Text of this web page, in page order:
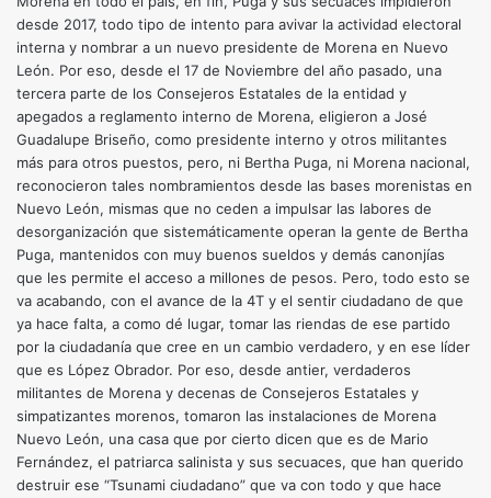
desde 2017, todo tipo de intento para avivar la actividad electoral
interna y nombrar a un nuevo presidente de Morena en Nuevo
León. Por eso, desde el 17 de Noviembre del año pasado, una
tercera parte de los Consejeros Estatales de la entidad y
apegados a reglamento interno de Morena, eligieron a José
Guadalupe Briseño, como presidente interno y otros militantes
más para otros puestos, pero, ni Bertha Puga, ni Morena nacional,
reconocieron tales nombramientos desde las bases morenistas en
Nuevo León, mismas que no ceden a impulsar las labores de
desorganización que sistemáticamente operan la gente de Bertha
Puga, mantenidos con muy buenos sueldos y demás canonjías
que les permite el acceso a millones de pesos. Pero, todo esto se
va acabando, con el avance de la 4T y el sentir ciudadano de que
ya hace falta, a como dé lugar, tomar las riendas de ese partido
por la ciudadanía que cree en un cambio verdadero, y en ese líder
que es López Obrador. Por eso, desde antier, verdaderos
militantes de Morena y decenas de Consejeros Estatales y
simpatizantes morenos, tomaron las instalaciones de Morena
Nuevo León, una casa que por cierto dicen que es de Mario
Fernández, el patriarca salinista y sus secuaces, que han querido
destruir ese “Tsunami ciudadano” que va con todo y que hace